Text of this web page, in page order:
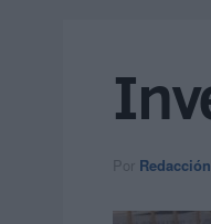
Por Redacción